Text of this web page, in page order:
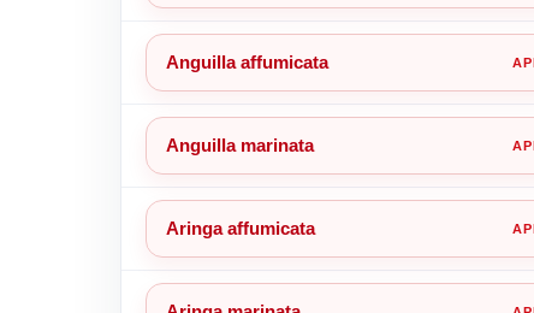
Anguilla affumicata
Anguilla marinata
Aringa affumicata